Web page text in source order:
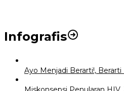
Infografis
Ayo Menjadi Berarti!,